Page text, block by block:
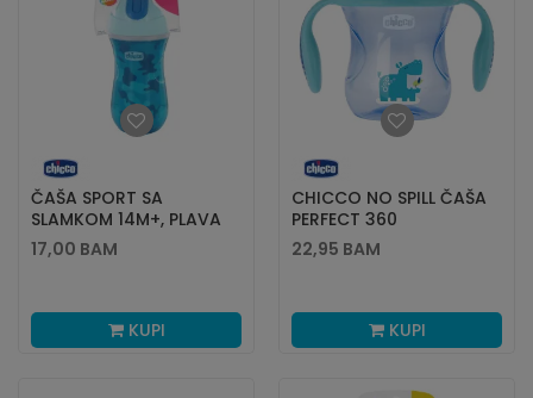
ČAŠA SPORT SA
SLAMKOM 14M+, PLAVA
17,00 BAM
KUPI
CHICCO NO SPILL ČAŠA
PERFECT 360
STEPENI,12+,PLAVA
22,95 BAM
KUPI